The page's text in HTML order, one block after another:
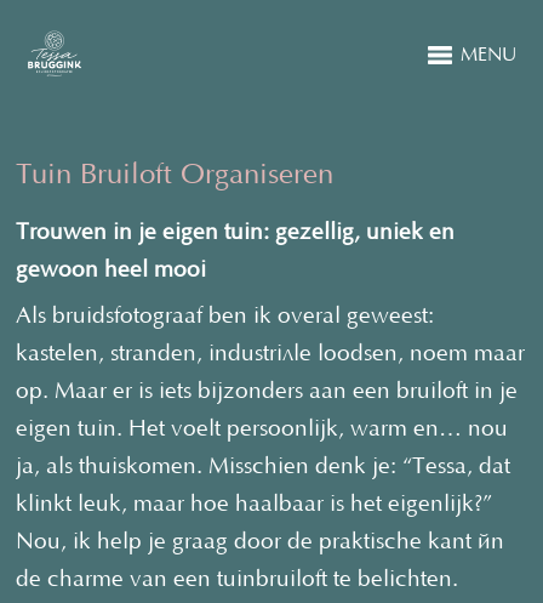
MENU
Tuin Bruiloft Organiseren
Trouwen in je eigen tuin: gezellig, uniek en
gewoon heel mooi
Als bruidsfotograaf ben ik overal geweest:
kastelen, stranden, industriële loodsen, noem maar
op. Maar er is iets bijzonders aan een bruiloft in je
eigen tuin. Het voelt persoonlijk, warm en… nou
ja, als thuiskomen. Misschien denk je: “Tessa, dat
klinkt leuk, maar hoe haalbaar is het eigenlijk?”
Nou, ik help je graag door de praktische kant én
de charme van een tuinbruiloft te belichten.